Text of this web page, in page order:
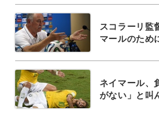
スコラーリ監
マールのため
ネイマール、
がない」と叫